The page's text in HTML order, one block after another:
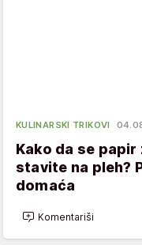
KULINARSKI TRIKOVI
Kako da se papir
stavite na pleh?
domaća
Komentariši